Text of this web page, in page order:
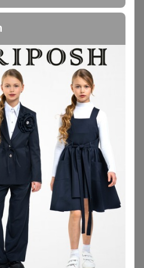
что с чем объединить
на одеяла ,
✿ Постелька, одеяла,
закупку ,оплата не
оплатила и второй